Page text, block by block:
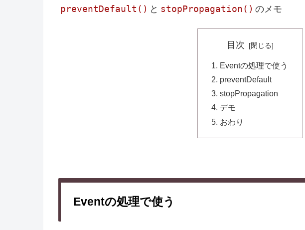
preventDefault() と stopPropagation() のメモ
目次
Eventの処理で使う
preventDefault
stopPropagation
デモ
おわり
Eventの処理で使う